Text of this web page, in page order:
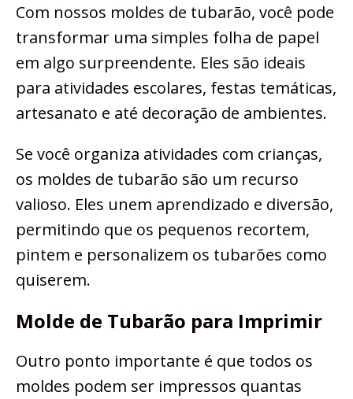
Com nossos moldes de tubarão, você pode
transformar uma simples folha de papel
em algo surpreendente. Eles são ideais
para atividades escolares, festas temáticas,
artesanato e até decoração de ambientes.
Se você organiza atividades com crianças,
os moldes de tubarão são um recurso
valioso. Eles unem aprendizado e diversão,
permitindo que os pequenos recortem,
pintem e personalizem os tubarões como
quiserem.
Molde de Tubarão para Imprimir
Outro ponto importante é que todos os
moldes podem ser impressos quantas